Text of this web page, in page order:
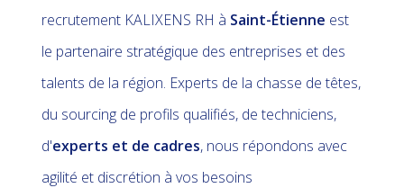
recrutement KALIXENS RH à Saint-Étienne est
le partenaire stratégique des entreprises et des
talents de la région. Experts de la chasse de têtes,
du sourcing de profils qualifiés, de techniciens,
d'experts et de cadres, nous répondons avec
agilité et discrétion à vos besoins